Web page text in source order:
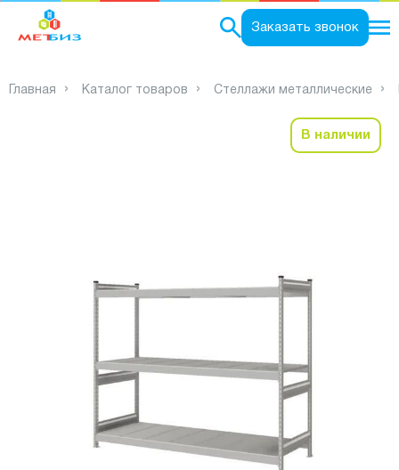
Заказать звонок
Главная Каталог товаров Стеллажи металлические
В наличии